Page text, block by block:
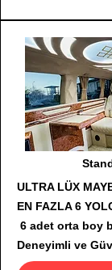
ULTRA LÜX
EN FAZLA 6
6 adet orta boy
Deneyimli ve